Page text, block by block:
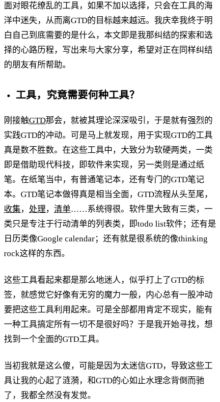
面对眼花缭乱的工具，如果不加以选择，只会在工具的海
洋中迷失，从而离GTD的目标越来越远。我庆幸我终于明
白自己到底需要的是什么，本文即是我那纠结的探索和选
择的心路历程，写出来与大家分享，希望对正在同样纠结
的朋友有所帮助。
工具，究竟需要何种工具？
刚接触GTD那会，就被其理论深深吸引，于是就有强烈的
实践GTD的冲动。可是马上就发现，用于实现GTD的工具
真是数不胜数。在这些工具中，大致分为软硬两类，一类
即是借助现代科技，即软件来实现，另一类则是通过纸
笔。在纸笔当中，有普通笔记本，还有专门的GTD笔记
本。GTD笔记本做得真是相当全面，GTD流程从头至尾，
收集 ， 处理 ， 清单……系统得很。软件里大致有三类，一
类只是专注于行动清单的列表类，即todo list软件；还有是
日历类像Google calendar；还有就是很系统的像thinking
rock这样的东西。
这些工具看起来都是那么地迷人，似乎打上了GTD的标
签，就感觉它好像有无穷的魔力一般，内心总有一股冲动
要把这些工具利用起来。可是全部都用肯定不现实，能有
一种工具搞定所有一切不是很好吗？于是我开始寻找，想
找到一个全面的GTD工具。
当初我就是这么傻，可能是因为太迷信GTD，导致这些工
具让我的心起了涟漪，和GTD的心如止水理念背倒而驰
了，我都全然没有发觉。